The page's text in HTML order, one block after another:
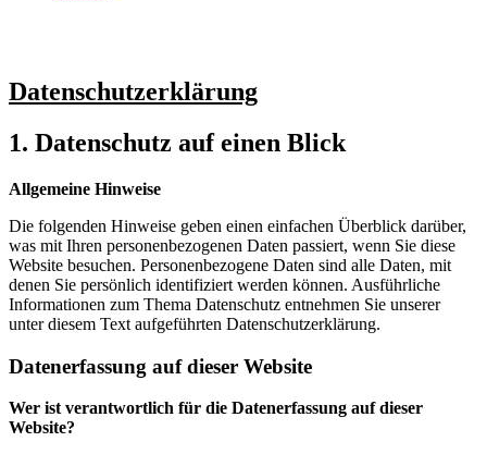
Datenschutzerklärung
1. Datenschutz auf einen Blick
Allgemeine Hinweise
Die folgenden Hinweise geben einen einfachen Überblick darüber,
was mit Ihren personenbezogenen Daten passiert, wenn Sie diese
Website besuchen. Personenbezogene Daten sind alle Daten, mit
denen Sie persönlich identifiziert werden können. Ausführliche
Informationen zum Thema Datenschutz entnehmen Sie unserer
unter diesem Text aufgeführten Datenschutzerklärung.
Datenerfassung auf dieser Website
Wer ist verantwortlich für die Datenerfassung auf dieser
Website?